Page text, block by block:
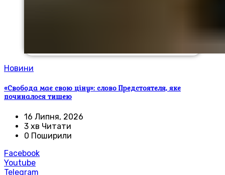
Новини
«Свобода має свою ціну»: слово Предстоятеля, яке
починалося тишею
16 Липня, 2026
3 хв Читати
0 Поширили
Facebook
Youtube
Telegram